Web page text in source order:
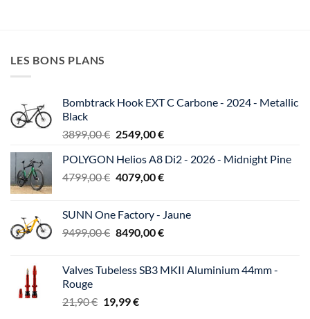
produit
LES BONS PLANS
Bombtrack Hook EXT C Carbone - 2024 - Metallic
Black
3899,00€ Le
initial
était :
2549,00€Le
actuel
est :
POLYGON Helios A8 Di2 - 2026 - Midnight Pine
4799,00€ Le
était :
4799,00 €.
4079,00€Le
est :
4079,00 €.
SUNN One Factory - Jaune
9499,00€ Le
était :
8490,00€Le
est :
Valves Tubeless SB3 MKII Aluminium 44mm -
Rouge
21,90€ Le
19,99€Le